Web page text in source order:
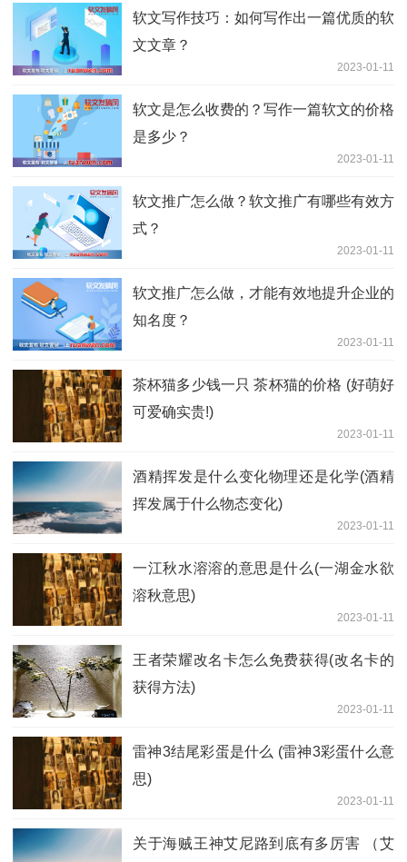
软文写作技巧：如何写作出一篇优质的软
文文章？
2023-01-11
软文是怎么收费的？写作一篇软文的价格
是多少？
2023-01-11
软文推广怎么做？软文推广有哪些有效方
式？
2023-01-11
软文推广怎么做，才能有效地提升企业的
知名度？
2023-01-11
茶杯猫多少钱一只 茶杯猫的价格 (好萌好
可爱确实贵!)
2023-01-11
酒精挥发是什么变化物理还是化学(酒精
挥发属于什么物态变化)
2023-01-11
一江秋水溶溶的意思是什么(一湖金水欲
溶秋意思)
2023-01-11
王者荣耀改名卡怎么免费获得(改名卡的
获得方法)
2023-01-11
雷神3结尾彩蛋是什么 (雷神3彩蛋什么意
思)
2023-01-11
关于海贼王神艾尼路到底有多厉害 （艾